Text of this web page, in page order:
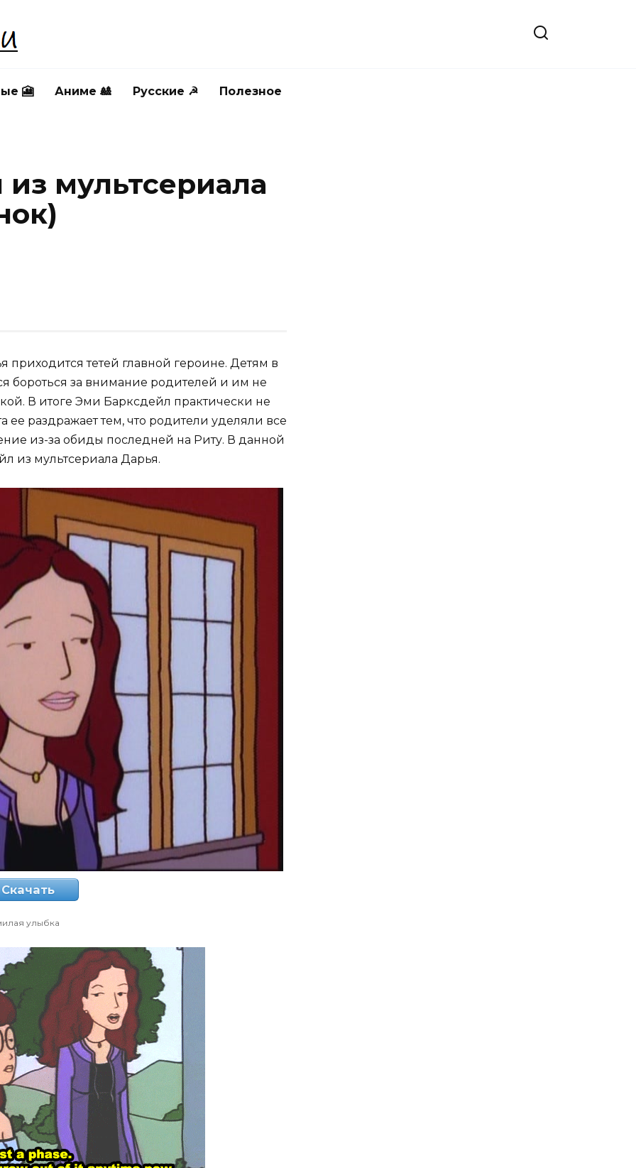
🎦 Аниме 🎎 Русские ☭ Полезное
мультсериала
тетей главной героине. Детям в
бороться за внимание родителей и им не
В итоге Эми Барксдейл практически не
ее раздражает тем, что родители уделяли все
из-за обиды последней на Риту. В данной
из мультсериала Дарья.
Скачать
улыбка